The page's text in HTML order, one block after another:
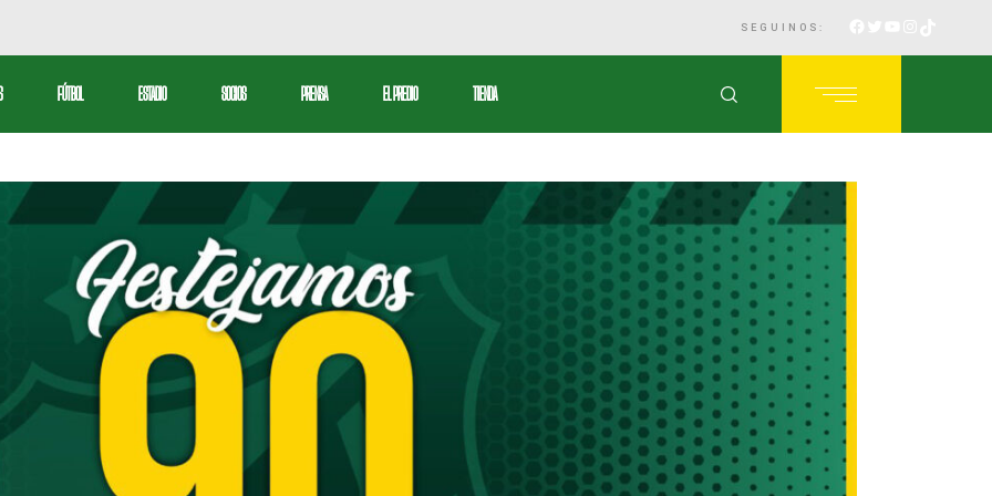
SEGUINOS:
FÚTBOL
Fútbol Profesional
Reserva
Fútbol Femenino
ESTADIO SOCIOS PRENSA EL PREDIO TIENDA
Profesional